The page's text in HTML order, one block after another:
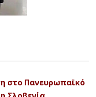
στο Πανευρωπαϊκό